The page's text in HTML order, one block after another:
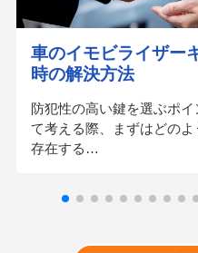
車のイモビライザー
時の解決方法
防犯性の高い鍵を選ぶポ
て考える際、まずはどの
存在する…